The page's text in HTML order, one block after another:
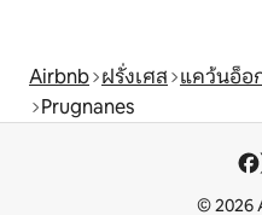
Airbnb ฝรั่งเศส แคว้นอ็อ
Prugnanes
© 2026